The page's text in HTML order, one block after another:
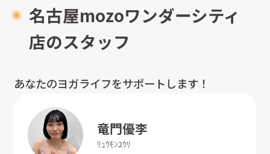
名古屋mozoワンダーシティ
店のスタッフ
あなたのヨガライフをサポートします！
竜門優李
ﾘｭｳﾓﾝﾕｳﾘ